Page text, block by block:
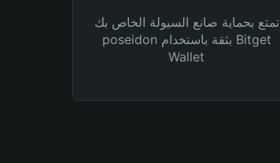
تمتع بحماية صانع السيولة الخاص بك
poseidon بثقة باستخدام Bitget
Wallet